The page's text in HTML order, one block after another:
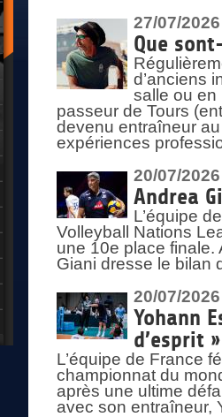
27/07/2026
Que
d’anciens
salle ou en
passeur de Tours
devenu entraîneur
expériences
20/07/2026
Andrea
L’équipe
Volleyball Nations
une 10e place finale.
Giani dresse le bilan
20/07/2026
Yohann
d’esprit »
L’équipe de France
championnat du
après une ultime
avec son entraîneur,